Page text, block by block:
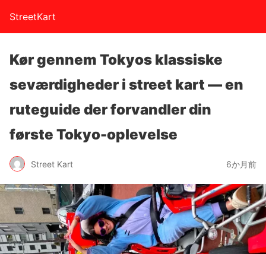
StreetKart
Kør gennem Tokyos klassiske
seværdigheder i street kart — en
ruteguide der forvandler din
første Tokyo-oplevelse
Street Kart 6か月前